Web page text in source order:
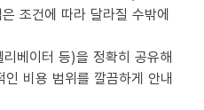
조건에 따라 달라질 수밖에
베이터 등)을 정확히 공유해
비용 범위를 깔끔하게 안내